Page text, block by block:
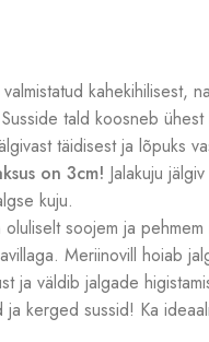
kahekihilisest,
tald koosneb ühest
täidisest ja lõpuks
on 3cm! Jalakuju
kuju.
soojem ja pehmem
Meriinovill hoiab
ja väldib jalgade
ja kerged sussid! Ka